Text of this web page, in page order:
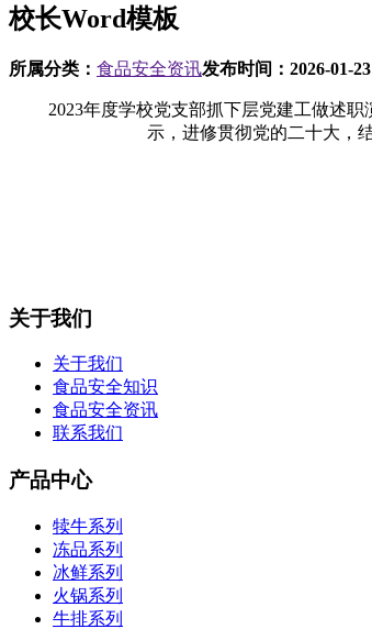
校长Word模板
所属分类： 食品安全资讯发布时间： 2026-01-
2023年度学校党支部抓下层党建工做述职
示，进修贯彻党的二十大，
关于我们
关于我们
食品安全知识
食品安全资讯
联系我们
产品中心
犊牛系列
冻品系列
冰鲜系列
火锅系列
牛排系列